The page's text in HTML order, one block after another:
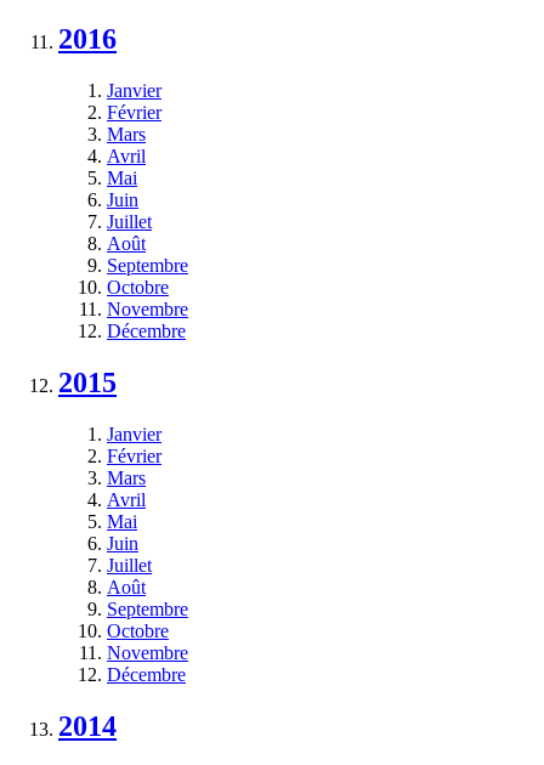
2016
Janvier
Février
Mars
Avril
Mai
Juin
Juillet
Août
Septembre
Octobre
Novembre
Décembre
2015
Janvier
Février
Mars
Avril
Mai
Juin
Juillet
Août
Septembre
Octobre
Novembre
Décembre
2014